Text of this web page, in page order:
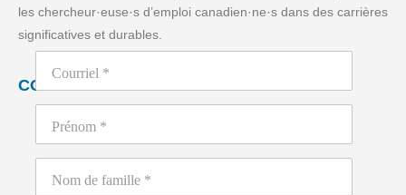
les chercheur·euse·s d’emploi canadien·ne·s dans des carrières
significatives et durables.
CONTACTEZ NOUS